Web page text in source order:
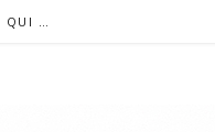
SONDAGE – QUELLE EST, SELON VOUS, L’INNOVATION ALIMENTAIRE QUI A LE PLUS MARQUÉ CES 10 DERNIÈRES ANNÉES ?